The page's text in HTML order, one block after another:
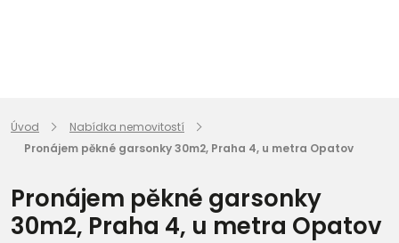
Úvod
Nabídka nemovitostí
Pronájem pěkné garsonky 30m2, Praha 4, u metra Opatov
Pronájem pěkné garsonky
30m2, Praha 4, u metra Opatov